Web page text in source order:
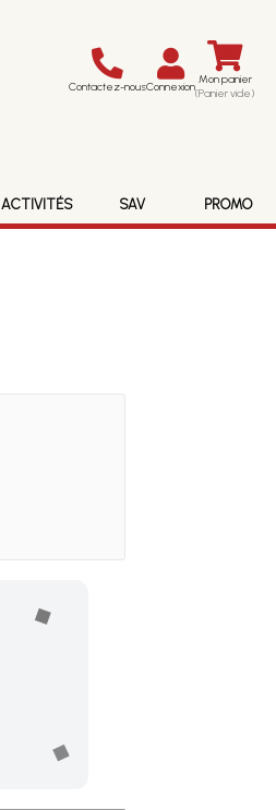
Contactez-nousConnexion Mon panier
(Panier vide)
ACTIVITÉS SAV PROMO